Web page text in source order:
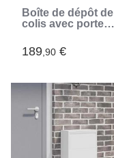
Boîte de dépôt de
colis avec porte
110,5 cm (Argent)
189,90 €